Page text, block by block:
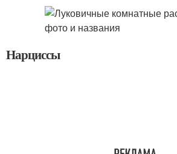
Нарциссы